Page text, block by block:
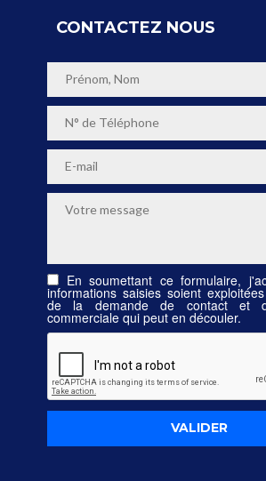
CONTACTEZ NOUS
En soumettant ce formulaire,
informations saisies soient
de la demande de contact et
commerciale qui peut en découler.